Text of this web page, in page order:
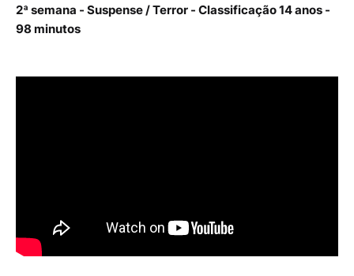
2ª semana - Suspense / Terror - Classificação 14 anos -
98 minutos